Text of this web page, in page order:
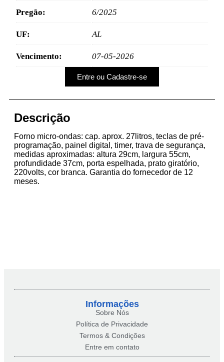
Pregão:
6/2025
UF: AL
Vencimento: 07-05-2026
Entre ou Cadastre-se
Descrição
Forno micro-ondas: cap. aprox. 27litros, teclas de pré-
programação, painel digital, timer, trava de segurança,
medidas aproximadas: altura 29cm, largura 55cm,
profundidade 37cm, porta espelhada, prato giratório,
220volts, cor branca. Garantia do fornecedor de 12
meses.
Informações
Sobre Nós
Política de Privacidade
Termos & Condições
Entre em contato